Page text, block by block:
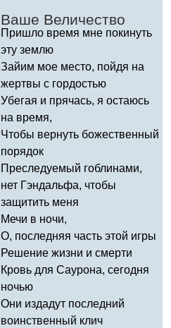
Ваше Величество
Пришло время мне покинуть
эту землю
Зайим мое место, пойдя на
жертвы с гордостью
Убегая и прячась, я остаюсь
на время,
Чтобы вернуть божественный
порядок
Преследуемый гоблинами,
нет Гэндальфа, чтобы
защитить меня
Мечи в ночи,
О, последняя часть этой игры
Решение жизни и смерти
Кровь для Саурона, сегодня
ночью
Они издадут последний
воинственный клич